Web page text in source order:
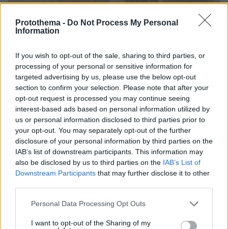
Protothema - Do Not Process My Personal
Information
If you wish to opt-out of the sale, sharing to third parties, or
processing of your personal or sensitive information for
targeted advertising by us, please use the below opt-out
section to confirm your selection. Please note that after your
opt-out request is processed you may continue seeing
interest-based ads based on personal information utilized by
us or personal information disclosed to third parties prior to
your opt-out. You may separately opt-out of the further
disclosure of your personal information by third parties on the
IAB’s list of downstream participants. This information may
also be disclosed by us to third parties on the IAB’s List of
Downstream Participants that may further disclose it to other
Please note that this website/app uses one or more Google
not limited to your visit or usage behaviour. You may click to
Personal Data Processing Opt Outs
I want to opt-out of the Sharing of my
100.00%
Σεισμός 7,4 Ρίχτερ στην Κολομβία: Δεκάδες